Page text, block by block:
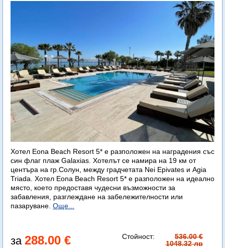
Хотел Eona Beach Resort 5* е разположен на наградения със
син флаг плаж Galaxias. Хотелът се намира на 19 км от
центъра на гр.Солун, между градчетата Nei Epivates и Agia
Triada. Хотел Eona Beach Resort 5* е разположен на идеално
място, което предоставя чудесни възможности за
забавления, разглеждане на забележителности или
пазаруване. Още...
288.00 €
Стойност:
536.00 €
1048.32 лв